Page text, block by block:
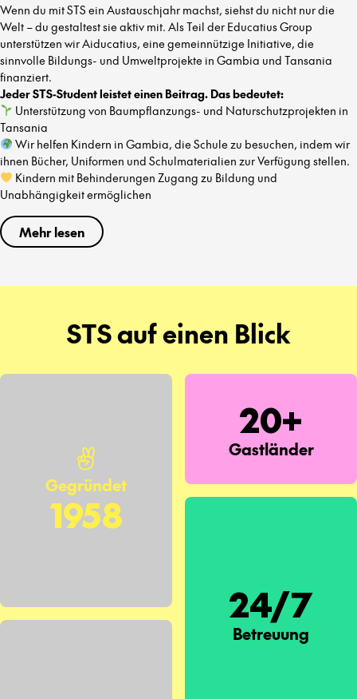
Wenn du mit STS ein Austauschjahr machst, siehst du nicht nur die
Welt – du gestaltest sie aktiv mit. Als Teil der Educatius Group
unterstützen wir Aiducatius, eine gemeinnützige Initiative, die
sinnvolle Bildungs- und Umweltprojekte in Gambia und Tansania
finanziert.
Jeder STS-Student leistet einen Beitrag. Das bedeutet:
Unterstützung von Baumpflanzungs- und Naturschutzprojekten in
Tansania
Wir helfen Kindern in Gambia, die Schule zu besuchen, indem wir
ihnen Bücher, Uniformen und Schulmaterialien zur Verfügung stellen.
Kindern mit Behinderungen Zugang zu Bildung und
Unabhängigkeit ermöglichen
Mehr lesen
STS auf einen Blick
Gegründet
1958
20+
Gastländer
24/7
Betreuung